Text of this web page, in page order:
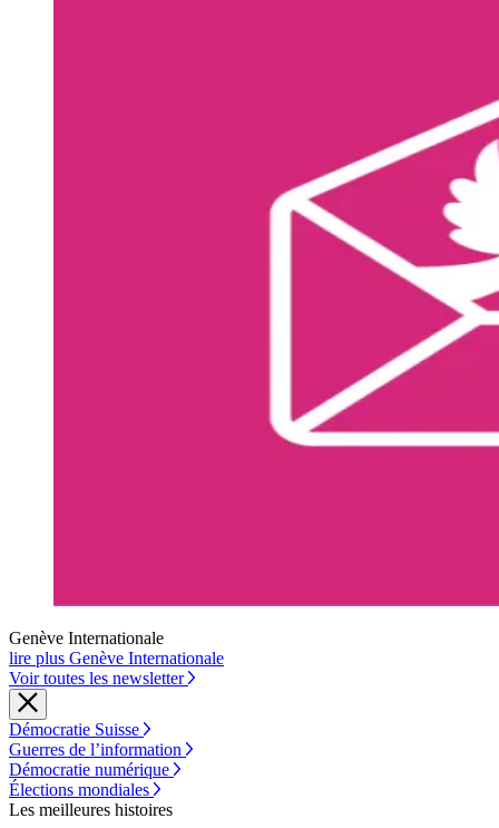
Genève Internationale
lire plus Genève Internationale
Voir toutes les newsletter
Démocratie Suisse
Guerres de l’information
Démocratie numérique
Élections mondiales
Les meilleures histoires